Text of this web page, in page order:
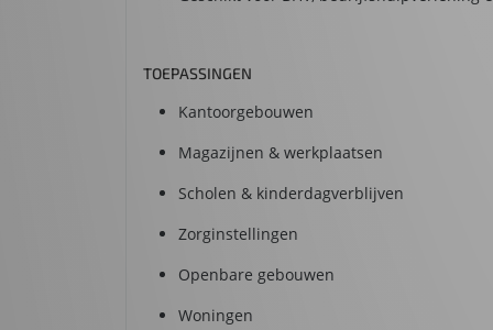
TOEPASSINGEN
Kantoorgebouwen
Magazijnen & werkplaatsen
Scholen & kinderdagverblijven
Zorginstellingen
Openbare gebouwen
Woningen